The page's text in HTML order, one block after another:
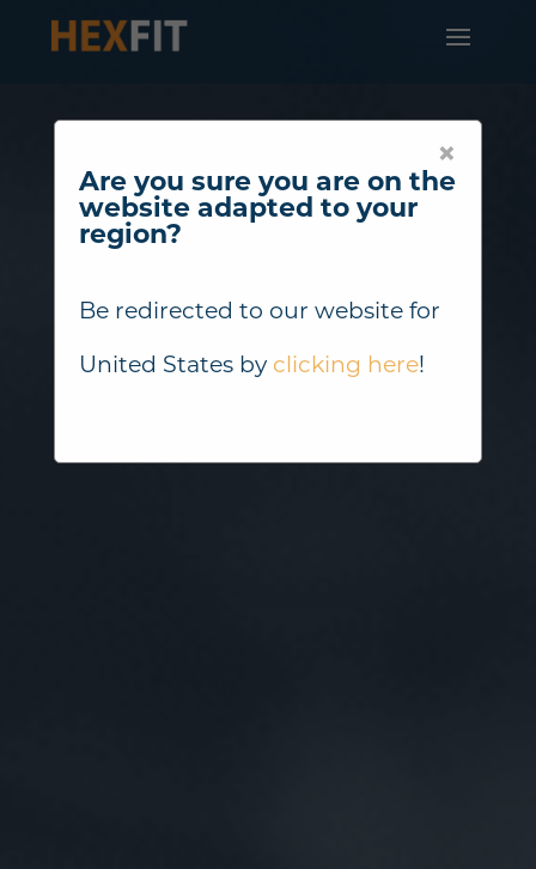
×
Are you sure you are on the
website adapted to your
region?
Be redirected to our website for
United Statesby clicking here!